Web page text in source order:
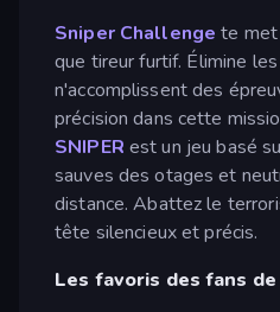
Sniper Challenge te met
que tireur furtif. Élimine
n'accomplissent des
précision dans cette
SNIPER est un jeu basé
sauves des otages et
distance. Abattez le
tête silencieux et précis.
Les favoris des fans de